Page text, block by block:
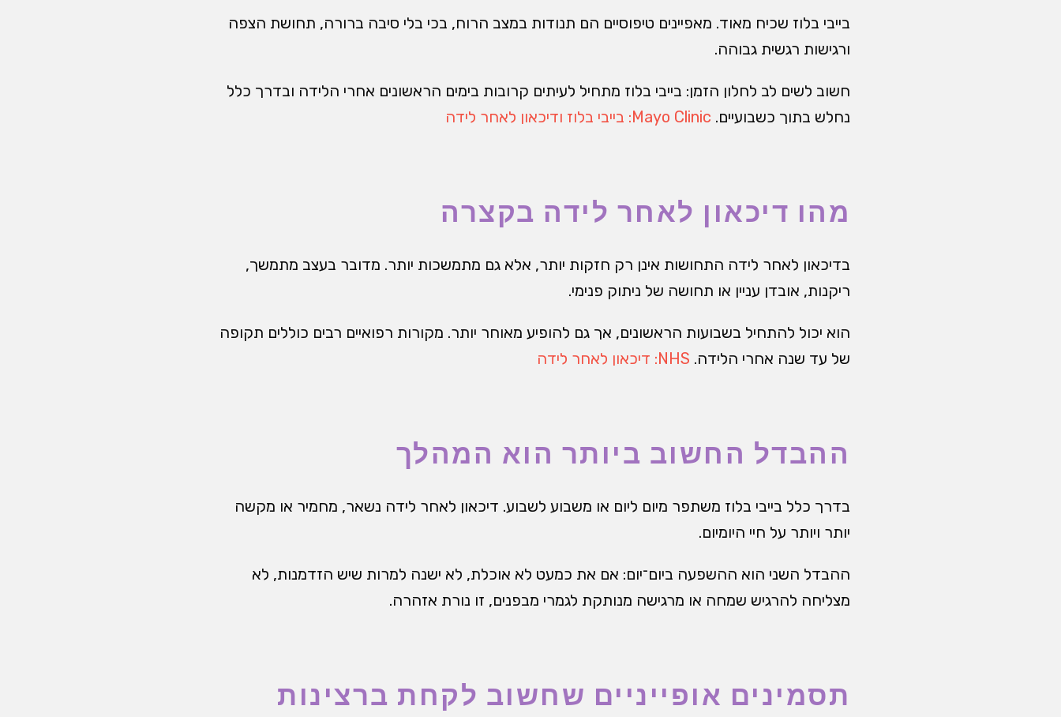
בייבי בלוז שכיח מאוד. מאפיינים טיפוסיים הם תנודות במצב הרוח, בכי בלי סיבה ברורה, תחושת הצפה
ורגישות רגשית גבוהה.
חשוב לשים לב לחלון הזמן: בייבי בלוז מתחיל לעיתים קרובות בימים הראשונים אחרי הלידה ובדרך כלל
נחלש בתוך כשבועיים. Mayo Clinic: בייבי בלוז ודיכאון לאחר לידה
מהו דיכאון לאחר לידה בקצרה
בדיכאון לאחר לידה התחושות אינן רק חזקות יותר, אלא גם מתמשכות יותר. מדובר בעצב מתמשך,
ריקנות, אובדן עניין או תחושה של ניתוק פנימי.
הוא יכול להתחיל בשבועות הראשונים, אך גם להופיע מאוחר יותר. מקורות רפואיים רבים כוללים תקופה
של עד שנה אחרי הלידה. NHS: דיכאון לאחר לידה
ההבדל החשוב ביותר הוא המהלך
בדרך כלל בייבי בלוז משתפר מיום ליום או משבוע לשבוע. דיכאון לאחר לידה נשאר, מחמיר או מקשה
יותר ויותר על חיי היומיום.
ההבדל השני הוא ההשפעה ביום־יום: אם את כמעט לא אוכלת, לא ישנה למרות שיש הזדמנות, לא
מצליחה להרגיש שמחה או מרגישה מנותקת לגמרי מבפנים, זו נורת אזהרה.
תסמינים אופייניים שחשוב לקחת ברצינות